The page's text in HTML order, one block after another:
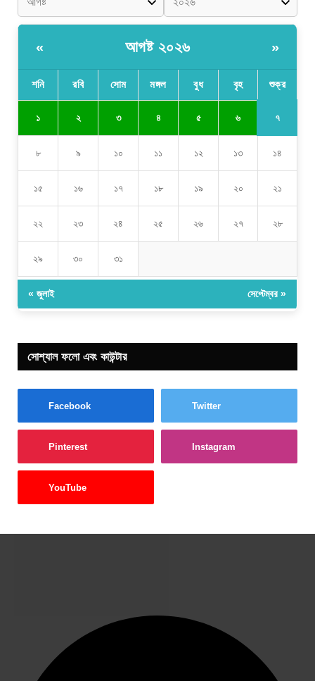
« আগষ্ট ২০২৬ »
শনি রবি সোম মঙ্গল বুধ বৃহ শুক্র
১ ২ ৩ ৪ ৫ ৬ ৭
৮ ৯ ১০ ১১ ১২ ১৩ ১৪
১৫ ১৬ ১৭ ১৮ ১৯ ২০ ২১
২২ ২৩ ২৪ ২৫ ২৬ ২৭ ২৮
২৯ ৩০ ৩১
« জুলাই সেপ্টেম্বর »
সোশ্যাল ফলো এবং কাউন্টার
Facebook Twitter
Pinterest Instagram
YouTube